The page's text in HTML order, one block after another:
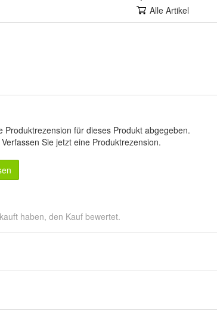
Alle Artikel
Produktrezension für dieses Produkt abgegeben.
Verfassen Sie jetzt eine Produktrezension.
haben, den Kauf bewertet.